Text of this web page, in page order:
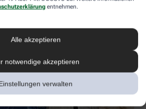
entnehmen.
Alle akzeptieren
notwendige akzeptieren
verwalten